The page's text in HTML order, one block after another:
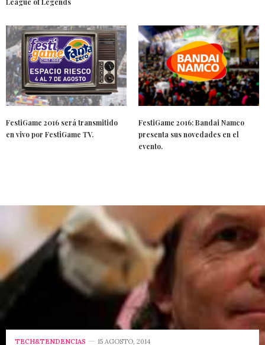
League of Legends
FestiGame 2016 será transmitido
en vivo por FestiGame TV.
FestiGame 2016: Bandai Namco
presenta sus novedades en el
evento.
TECH&TENDENCIAS 15 AGOSTO, 2014